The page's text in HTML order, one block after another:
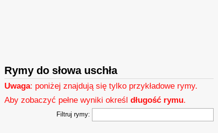
Rymy do słowa uschła
Uwaga: poniżej znajdują się tylko przykładowe rymy.
Aby zobaczyć pełne wyniki określdługość rymu.
Filtruj rymy: